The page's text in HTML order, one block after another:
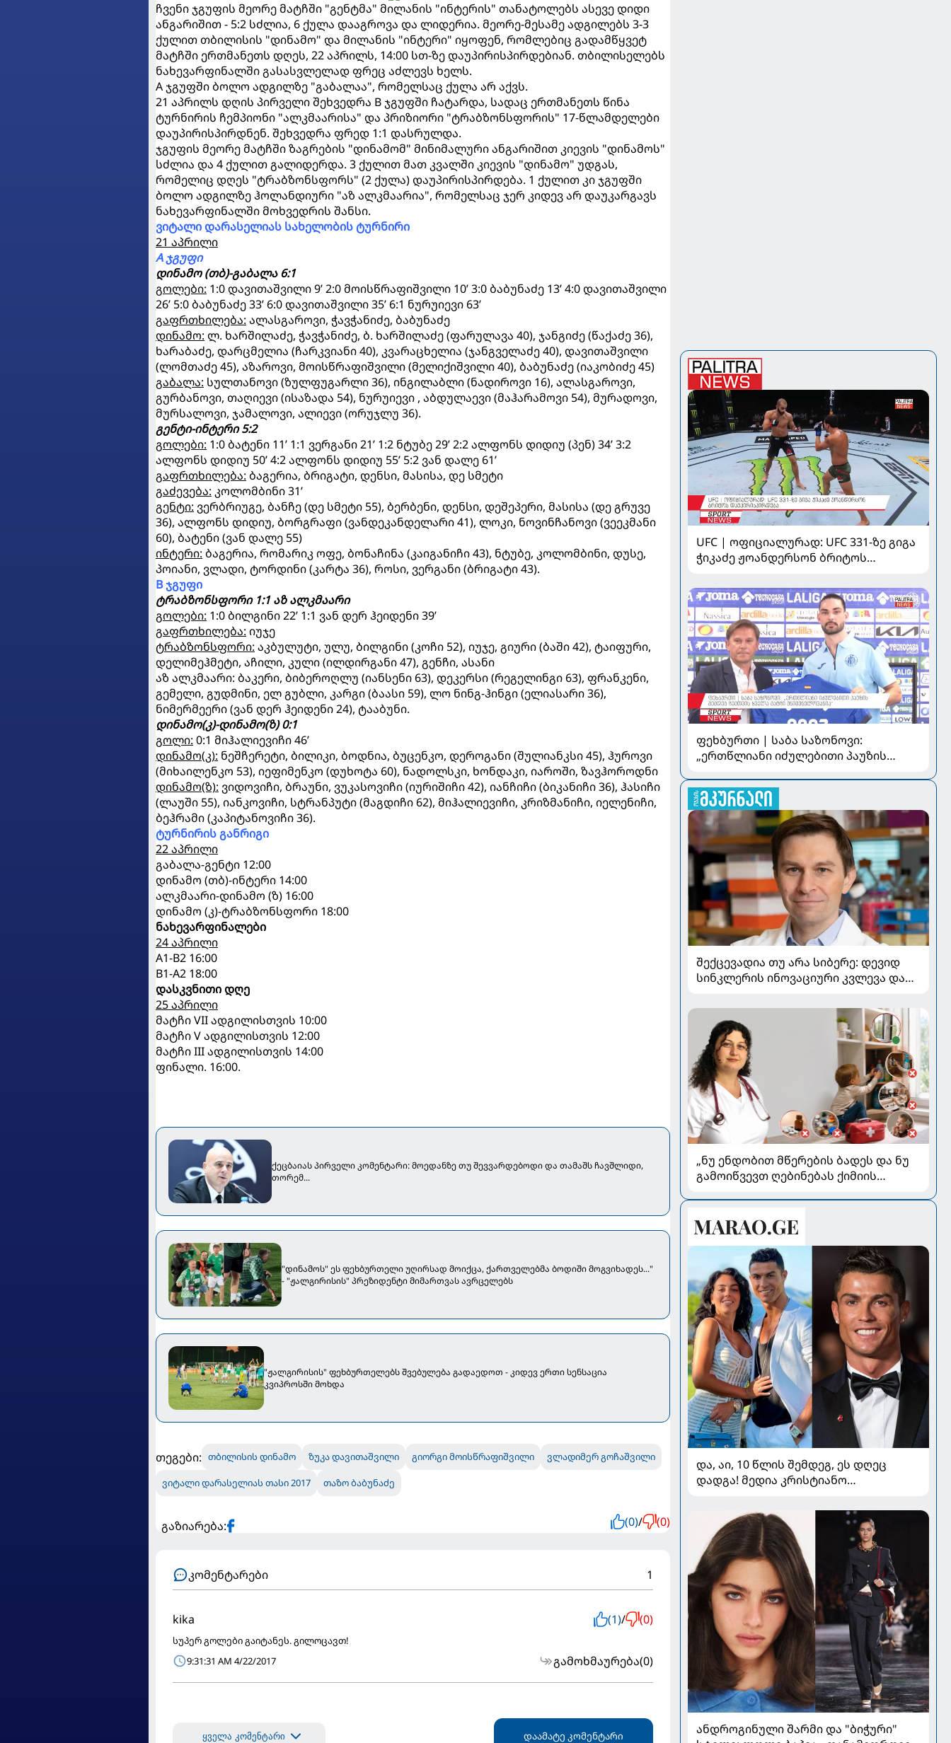
ჩვენი ჯგუფის მეორე მატჩში "გენტმა" მილანის "ინტერის" თანატოლებს ასევე დიდი
ანგარიშით - 5:2 სძლია, 6 ქულა დააგროვა და ლიდერია. მეორე-მესამე ადგილებს 3-3
ქულით თბილისის "დინამო" და მილანის "ინტერი" იყოფენ, რომლებიც გადამწყვეტ
მატჩში ერთმანეთს დღეს, 22 აპრილს, 14:00 სთ-ზე დაუპირისპირდებიან. თბილისელებს
ნახევარფინალში გასასვლელად ფრეც აძლევს ხელს.
A ჯგუფში ბოლო ადგილზე "გაბალაა", რომელსაც ქულა არ აქვს.
21 აპრილს დღის პირველი შეხვედრა B ჯგუფში ჩატარდა, სადაც ერთმანეთს წინა
ტურნირის ჩემპიონი "ალკმაარისა" და პრიზიორი "ტრაბზონსფორის" 17-წლამდელები
დაუპირისპირდნენ. შეხვედრა ფრედ 1:1 დასრულდა.
ჯგუფის მეორე მატჩში ზაგრების "დინამომ" მინიმალური ანგარიშით კიევის "დინამოს"
სძლია და 4 ქულით გალიდერდა. 3 ქულით მათ კვალში კიევის "დინამო" უდგას,
რომელიც დღეს "ტრაბზონსფორს" (2 ქულა) დაუპირისპირდება. 1 ქულით კი ჯგუფში
ბოლო ადგილზე ჰოლანდიური "აზ ალკმაარია", რომელსაც ჯერ კიდევ არ დაუკარგავს
ნახევარფინალში მოხვედრის შანსი.
ვიტალი დარასელიას სახელობის ტურნირი
21 აპრილი
A ჯგუფი
დინამო (თბ)-გაბალა6:1
გოლები: 1:0 დავითაშვილი 9’ 2:0 მოისწრაფიშვილი 10’ 3:0 ბაბუნაძე 13’ 4:0 დავითაშვილი
26’ 5:0 ბაბუნაძე 33’ 6:0 დავითაშვილი 35’ 6:1 ნურუიევი 63’
გაფრთხილება: ალასგაროვი, ჭავჭანიძე, ბაბუნაძე
დინამო: ლ. ხარშილაძე, ჭავჭანიძე, ბ. ხარშილაძე (ფარულავა 40), ჯანგიძე (წაქაძე 36),
ხარაბაძე, დარცმელია (ჩარკვიანი 40), კვარაცხელია (ჯანგველაძე 40), დავითაშვილი
(ლომთაძე 45), აზაროვი, მოისწრაფიშვილი (მელიქიშვილი 40), ბაბუნაძე (იაკობიძე 45)
გაბალა: სულთანოვი (ზულფუგარლი 36), ინგილაბლი (ნადიროვი 16), ალასგაროვი,
გურბანოვი, თაღიევი (ისაზადა 54), ნურუიევი , აბდულაევი (მაჰარამოვი 54), მურადოვი,
მურსალოვი, ჯამალოვი, ალიევი (ორუჯლუ 36).
გენტი-ინტერი5:2
გოლები: 1:0 ბატენი 11’ 1:1 ვერგანი 21’ 1:2 ნტუბე 29’ 2:2 ალფონს დიდიუ (პენ) 34’ 3:2
ალფონს დიდიუ 50’ 4:2 ალფონს დიდიუ 55’ 5:2 ვან დალე 61’
გაფრთხილება: ბაგერია, ბრიგატი, დენსი, მასისა, დე სმეტი
გაძევება: კოლომბინი 31’
გენტი: ვერბრიუგე, ბანჩე (დე სმეტი 55), ბერბენი, დენსი, დეშეპერი, მასისა (დე გრუვე
36), ალფონს დიდიუ, ბორგრაფი (ვანდეკანდელარი 41), ლოკი, ნოვინჩანოვი (ვეეკმანი
60), ბატენი (ვან დალე 55)
ინტერი: ბაგერია, რომარიკ ოფე, ბონაჩინა (კაიგანიჩი 43), ნტუბე, კოლომბინი, დუსე,
პოიანი, ვლადი, ტორდინი (კარტა 36), როსი, ვერგანი (ბრიგატი 43).
B ჯგუფი
ტრაბზონსფორი 1:1 აზ ალკმაარი
გოლები: 1:0 ბილგინი 22’ 1:1 ვან დერ ჰეიდენი 39’
გაფრთხილება: იუჯე
ტრაბზონსფორი: აკბულუტი, ულუ, ბილგინი (კოჩი 52), იუჯე, გიური (ბაში 42), ტაიფური,
დელიმეჰმეტი, აჩილი, კული (ილდირგანი 47), გენჩი, ასანი
აზ ალკმაარი: ბაკერი, ბიბეროღლუ (იანსენი 63), დეკერსი (რეგელინგი 63), ფრანკენი,
გემელი, გუდმინი, ელ გუბლი, კარგი (ბაასი 59), ლო ნინგ-ჰინგი (ელიასარი 36),
ნიმერმეერი (ვან დერ ჰეიდენი 24), ტააბუნი.
დინამო(კ)-დინამო(ზ) 0:1
გოლი: 0:1 მიჰალიევიჩი 46’
დინამო(კ): ნეშჩერეტი, ბილიკი, ბოდნია, ბუცენკო, დეროგანი (შულიანკსი 45), ჰუროვი
(მიხაილენკო 53), იეფიმენკო (დუხოტა 60), ნადოლსკი, ხონდაკი, იაროში, ზავჰოროდნი
დინამო(ზ): ვიდოვიჩი, ბრაუნი, ვუკასოვიჩი (იურიშიჩი 42), იანჩიჩი (ბიკანიჩი 36), ჰასიჩი
(ლაუში 55), იანკოვიჩი, სტრანპუტი (მაგდიჩი 62), მიჰალიევიჩი, კრიზმანიჩი, იელენიჩი,
ბეჰრამი (კაპიტანოვიჩი 36).
ტურნირის განრიგი
22 აპრილი
გაბალა-გენტი 12:00
დინამო (თბ)-ინტერი 14:00
ალკმაარი-დინამო (ზ) 16:00
დინამო (კ)-ტრაბზონსფორი 18:00
ნახევარფინალები
24 აპრილი
A1-B2 16:00
B1-A2 18:00
დასკვნითი დღე
25 აპრილი
მატჩი VII ადგილისთვის 10:00
მატჩი V ადგილისთვის 12:00
მატჩი III ადგილისთვის 14:00
ფინალი. 16:00.
ქეცბაიას პირველი კომენტარი: მოედანზე თუ შევვარდებოდი და თამაშს ჩავშლიდი,
თორემ...
"დინამოს" ეს ფეხბურთელი უღირსად მოიქცა, ქართველებმა ბოდიში მოგვიხადეს..."
- "ჟალგირისის" პრეზიდენტი მიმართვას ავრცელებს
"ჟალგირისის" ფეხბურთელებს შვებულება გადაედოთ - კიდევ ერთი სენსაცია
კვიპროსში მოხდა
თეგები: თბილისის დინამო ზუკა დავითაშვილი გიორგი მოისწრაფიშვილი ვლადიმერ გოჩაშვილი
ვიტალი დარასელიას თასი 2017 თაზო ბაბუნაძე
გაზიარება: (0)/ (0)
კომენტარები 1
kika (1)/ (0)
სუპერ გოლები გაიტანეს. გილოცავთ!
9:31:31 AM 4/22/2017
გამოხმაურება(0)
ყველა კომენტარი დაამატე კომენტარი
UFC | ოფიციალურად: UFC 331-ზე გიგა
ჭიკაძე ჟოანდერსონ ბრიტოს
ფეხბურთი | საბა საზონოვი:
„ერთწლიანი იძულებითი პაუზის
მნიშვნელოვანია“
შექცევადია თუ არა სიბერე: დევიდ
სინკლერის ინოვაციური კვლევა და
„ნუ ენდობით მწერების ბადეს და ნუ
გამოიწვევთ ღებინებას ქიმიის
პედიატრ სალომე ახვლედიანის
რჩევები
და, აი, 10 წლის შემდეგ, ეს დღეც
დადგა! მედია კრისტიანო
როდრიგესის ქორწილზე წერს
ანდროგინული შარმი და "ბიჭური"